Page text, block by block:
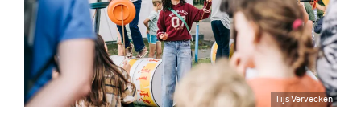
Tijs Vervecken